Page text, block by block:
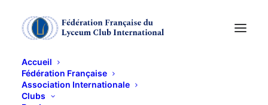
Accueil
Fédération Française
Association Internationale
Clubs